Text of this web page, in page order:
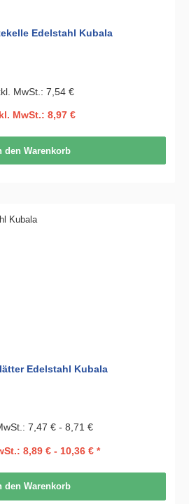
Edelstahl Kubala
MwSt.: 7,54 €
MwSt.: 8,97 €
den Warenkorb
Edelstahl Kubala
7,47 € - 8,71 €
8,89 € - 10,36 € *
den Warenkorb